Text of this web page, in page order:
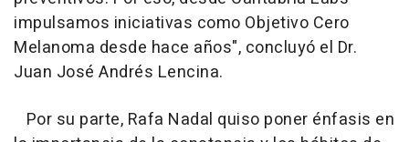
impulsamos iniciativas como Objetivo Cero
Melanoma desde hace años", concluyó el Dr.
Juan José Andrés Lencina.
Por su parte, Rafa Nadal quiso poner énfasis en